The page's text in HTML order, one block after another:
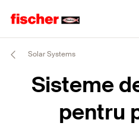
Solar Systems
Sisteme
pentru